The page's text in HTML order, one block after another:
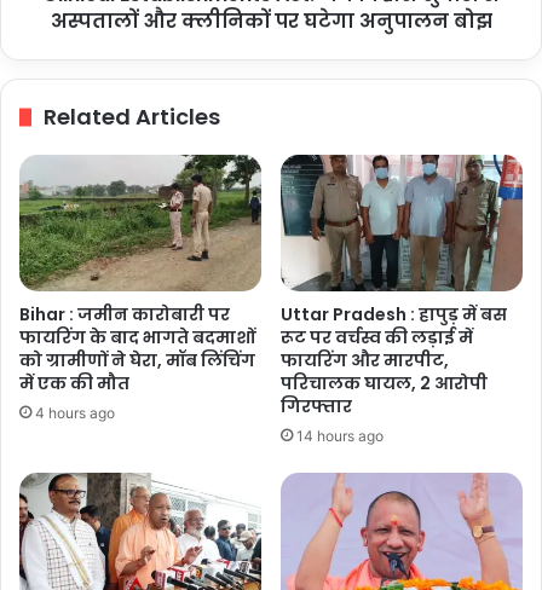
अस्पतालों और क्लीनिकों पर घटेगा अनुपालन बोझ
Related Articles
Bihar : जमीन कारोबारी पर
फायरिंग के बाद भागते बदमाशों
को ग्रामीणों ने घेरा, मॉब लिंचिंग
में एक की मौत
4 hours ago
Uttar Pradesh : हापुड़ में बस
रूट पर वर्चस्व की लड़ाई में
फायरिंग और मारपीट,
परिचालक घायल, 2 आरोपी
गिरफ्तार
14 hours ago